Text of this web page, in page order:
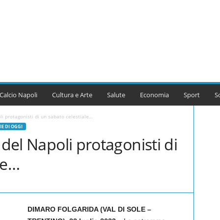
Calcio Napoli Cultura e Arte Salute Economia Sport
protagonisti di un sabato celestiale…
DI OGGI
Napoli protagonisti di
DIMARO FOLGARIDA (VAL DI SOLE –